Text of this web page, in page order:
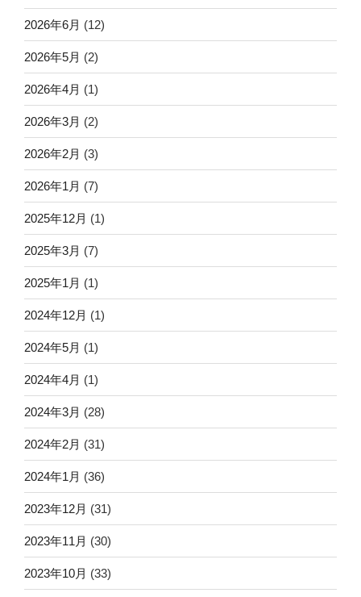
2026年6月 (12)
2026年5月 (2)
2026年4月 (1)
2026年3月 (2)
2026年2月 (3)
2026年1月 (7)
2025年12月 (1)
2025年3月 (7)
2025年1月 (1)
2024年12月 (1)
2024年5月 (1)
2024年4月 (1)
2024年3月 (28)
2024年2月 (31)
2024年1月 (36)
2023年12月 (31)
2023年11月 (30)
2023年10月 (33)